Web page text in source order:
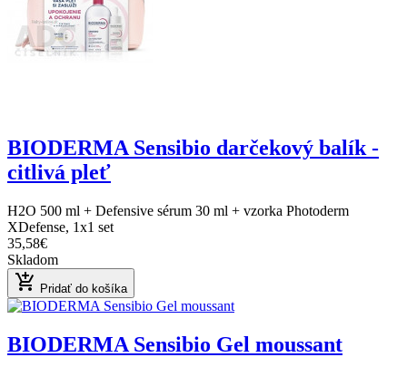
BIODERMA Sensibio darčekový balík -
citlivá pleť
H2O 500 ml + Defensive sérum 30 ml + vzorka Photoderm
XDefense, 1x1 set
35,58€
Skladom
add_shopping_cart Pridať do košíka
BIODERMA Sensibio Gel moussant